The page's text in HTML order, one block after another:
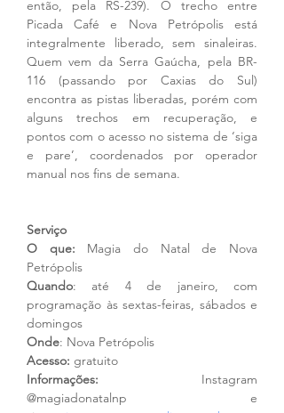
então, pela RS-239). O trecho entre
Picada Café e Nova Petrópolis está
integralmente liberado, sem sinaleiras.
Quem vem da Serra Gaúcha, pela BR-
116 (passando por Caxias do Sul)
encontra as pistas liberadas, porém com
alguns trechos em recuperação, e
pontos com o acesso no sistema de ‘siga
e pare’, coordenados por operador
manual nos fins de semana.
Serviço
O que: Magia do Natal de Nova
Petrópolis
Quando: até 4 de janeiro, com
programação às sextas-feiras, sábados e
domingos
Onde: Nova Petrópolis
Acesso: gratuito
Informações: Instagram
@magiadonatalnp e